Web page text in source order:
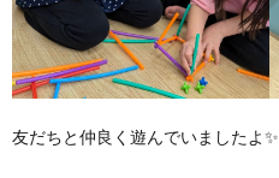
友だちと仲良く遊んでいましたよ✨